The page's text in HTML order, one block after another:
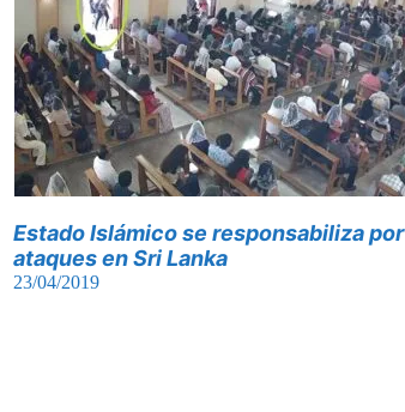
Estado Islámico se responsabiliza por
ataques en Sri Lanka
23/04/2019